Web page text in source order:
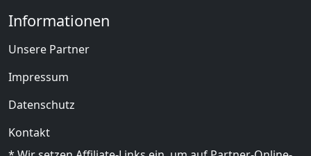
Informationen
Unsere Partner
Impressum
Datenschutz
Kontakt